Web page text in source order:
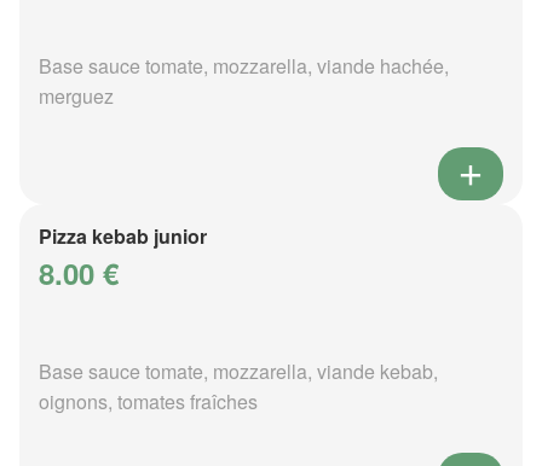
Base sauce tomate, mozzarella, viande hachée,
merguez
Pizza kebab junior
8.00 €
Base sauce tomate, mozzarella, viande kebab,
oignons, tomates fraîches